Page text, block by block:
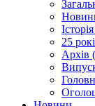
25
Архів